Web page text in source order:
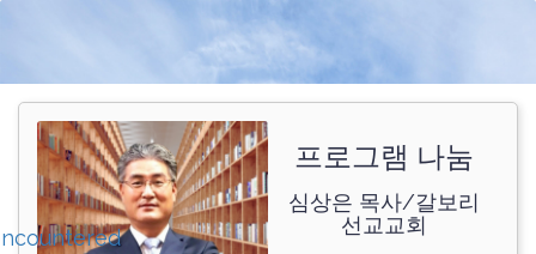
프로그램 나눔
심상은 목사/갈보리
선교교회